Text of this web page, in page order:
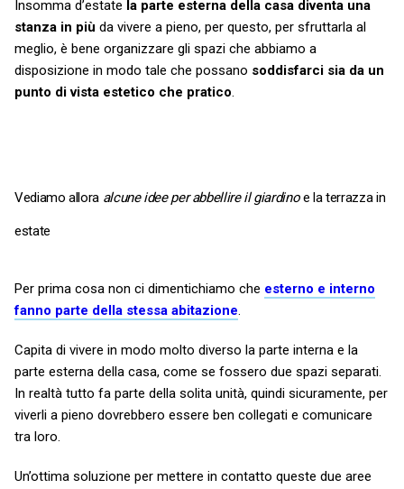
Insomma d’estate la parte esterna della casa diventa una
stanza in più da vivere a pieno, per questo, per sfruttarla al
meglio, è bene organizzare gli spazi che abbiamo a
disposizione in modo tale che possano soddisfarci sia da un
punto di vista estetico che pratico.
Vediamo allora alcune idee per abbellire il giardinoe la terrazza in
estate
Per prima cosa non ci dimentichiamo che esterno e interno
fanno parte della stessa abitazione.
Capita di vivere in modo molto diverso la parte interna e la
parte esterna della casa, come se fossero due spazi separati.
In realtà tutto fa parte della solita unità, quindi sicuramente, per
viverli a pieno dovrebbero essere ben collegati e comunicare
tra loro.
Un’ottima soluzione per mettere in contatto queste due aree